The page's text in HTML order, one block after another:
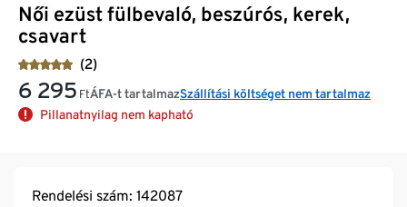
Női ezüst fülbevaló, beszúrós, kerek,
csavart
(2)
6 295 FtÁFA-t tartalmazSzállítási költséget nem tartalmaz
Pillanatnyilag nem kapható
Rendelési szám: 142087